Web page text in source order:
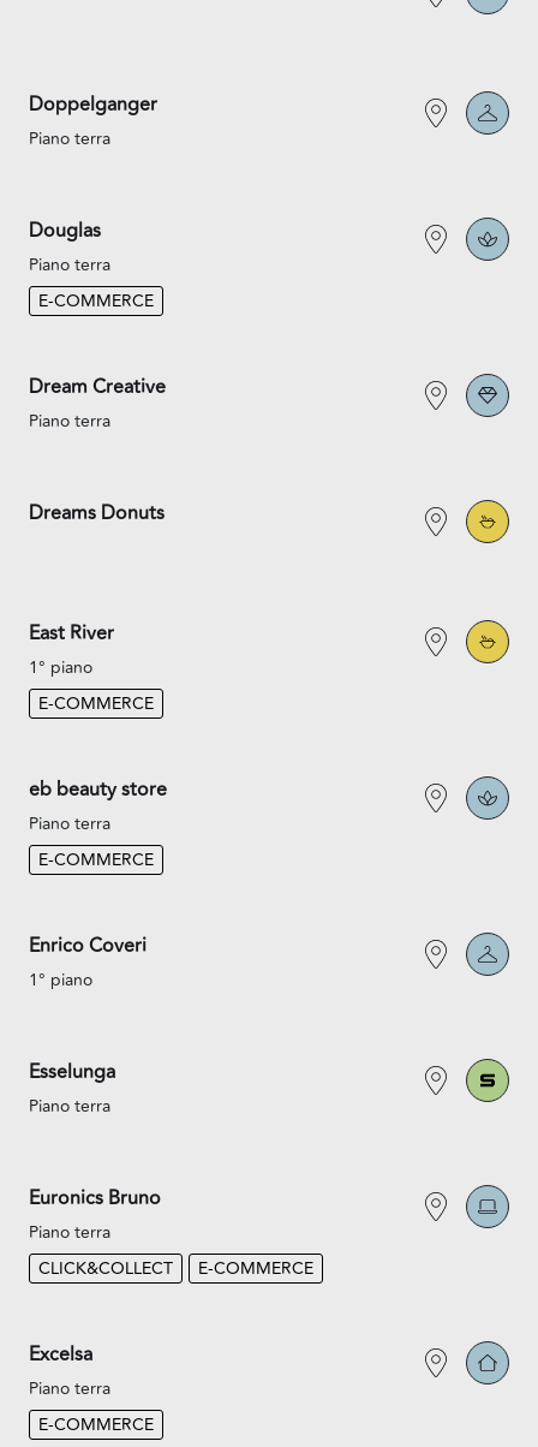
Doppelganger
Piano terra
Douglas
Piano terra
E-COMMERCE
Dream Creative
Piano terra
Dreams Donuts
East River
1° piano
E-COMMERCE
eb beauty store
Piano terra
E-COMMERCE
Enrico Coveri
1° piano
Esselunga
Piano terra
Euronics Bruno
Piano terra
CLICK&COLLECT
E-COMMERCE
Excelsa
Piano terra
E-COMMERCE